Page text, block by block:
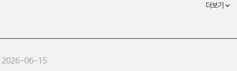
더보기
2026-06-15